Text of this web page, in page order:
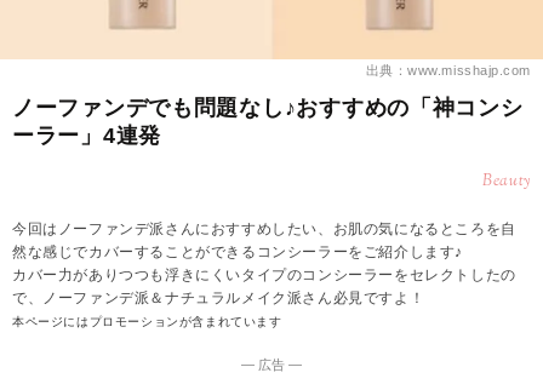
出典：www.misshajp.com
ノーファンデでも問題なし♪おすすめの「神コンシ
ーラー」4連発
Beauty
今回はノーファンデ派さんにおすすめしたい、お肌の気になるところを自
然な感じでカバーすることができるコンシーラーをご紹介します♪
カバー力がありつつも浮きにくいタイプのコンシーラーをセレクトしたの
で、ノーファンデ派＆ナチュラルメイク派さん必見ですよ！
本ページにはプロモーションが含まれています
― 広告 ―